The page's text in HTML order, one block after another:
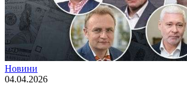
Новини
04.04.2026